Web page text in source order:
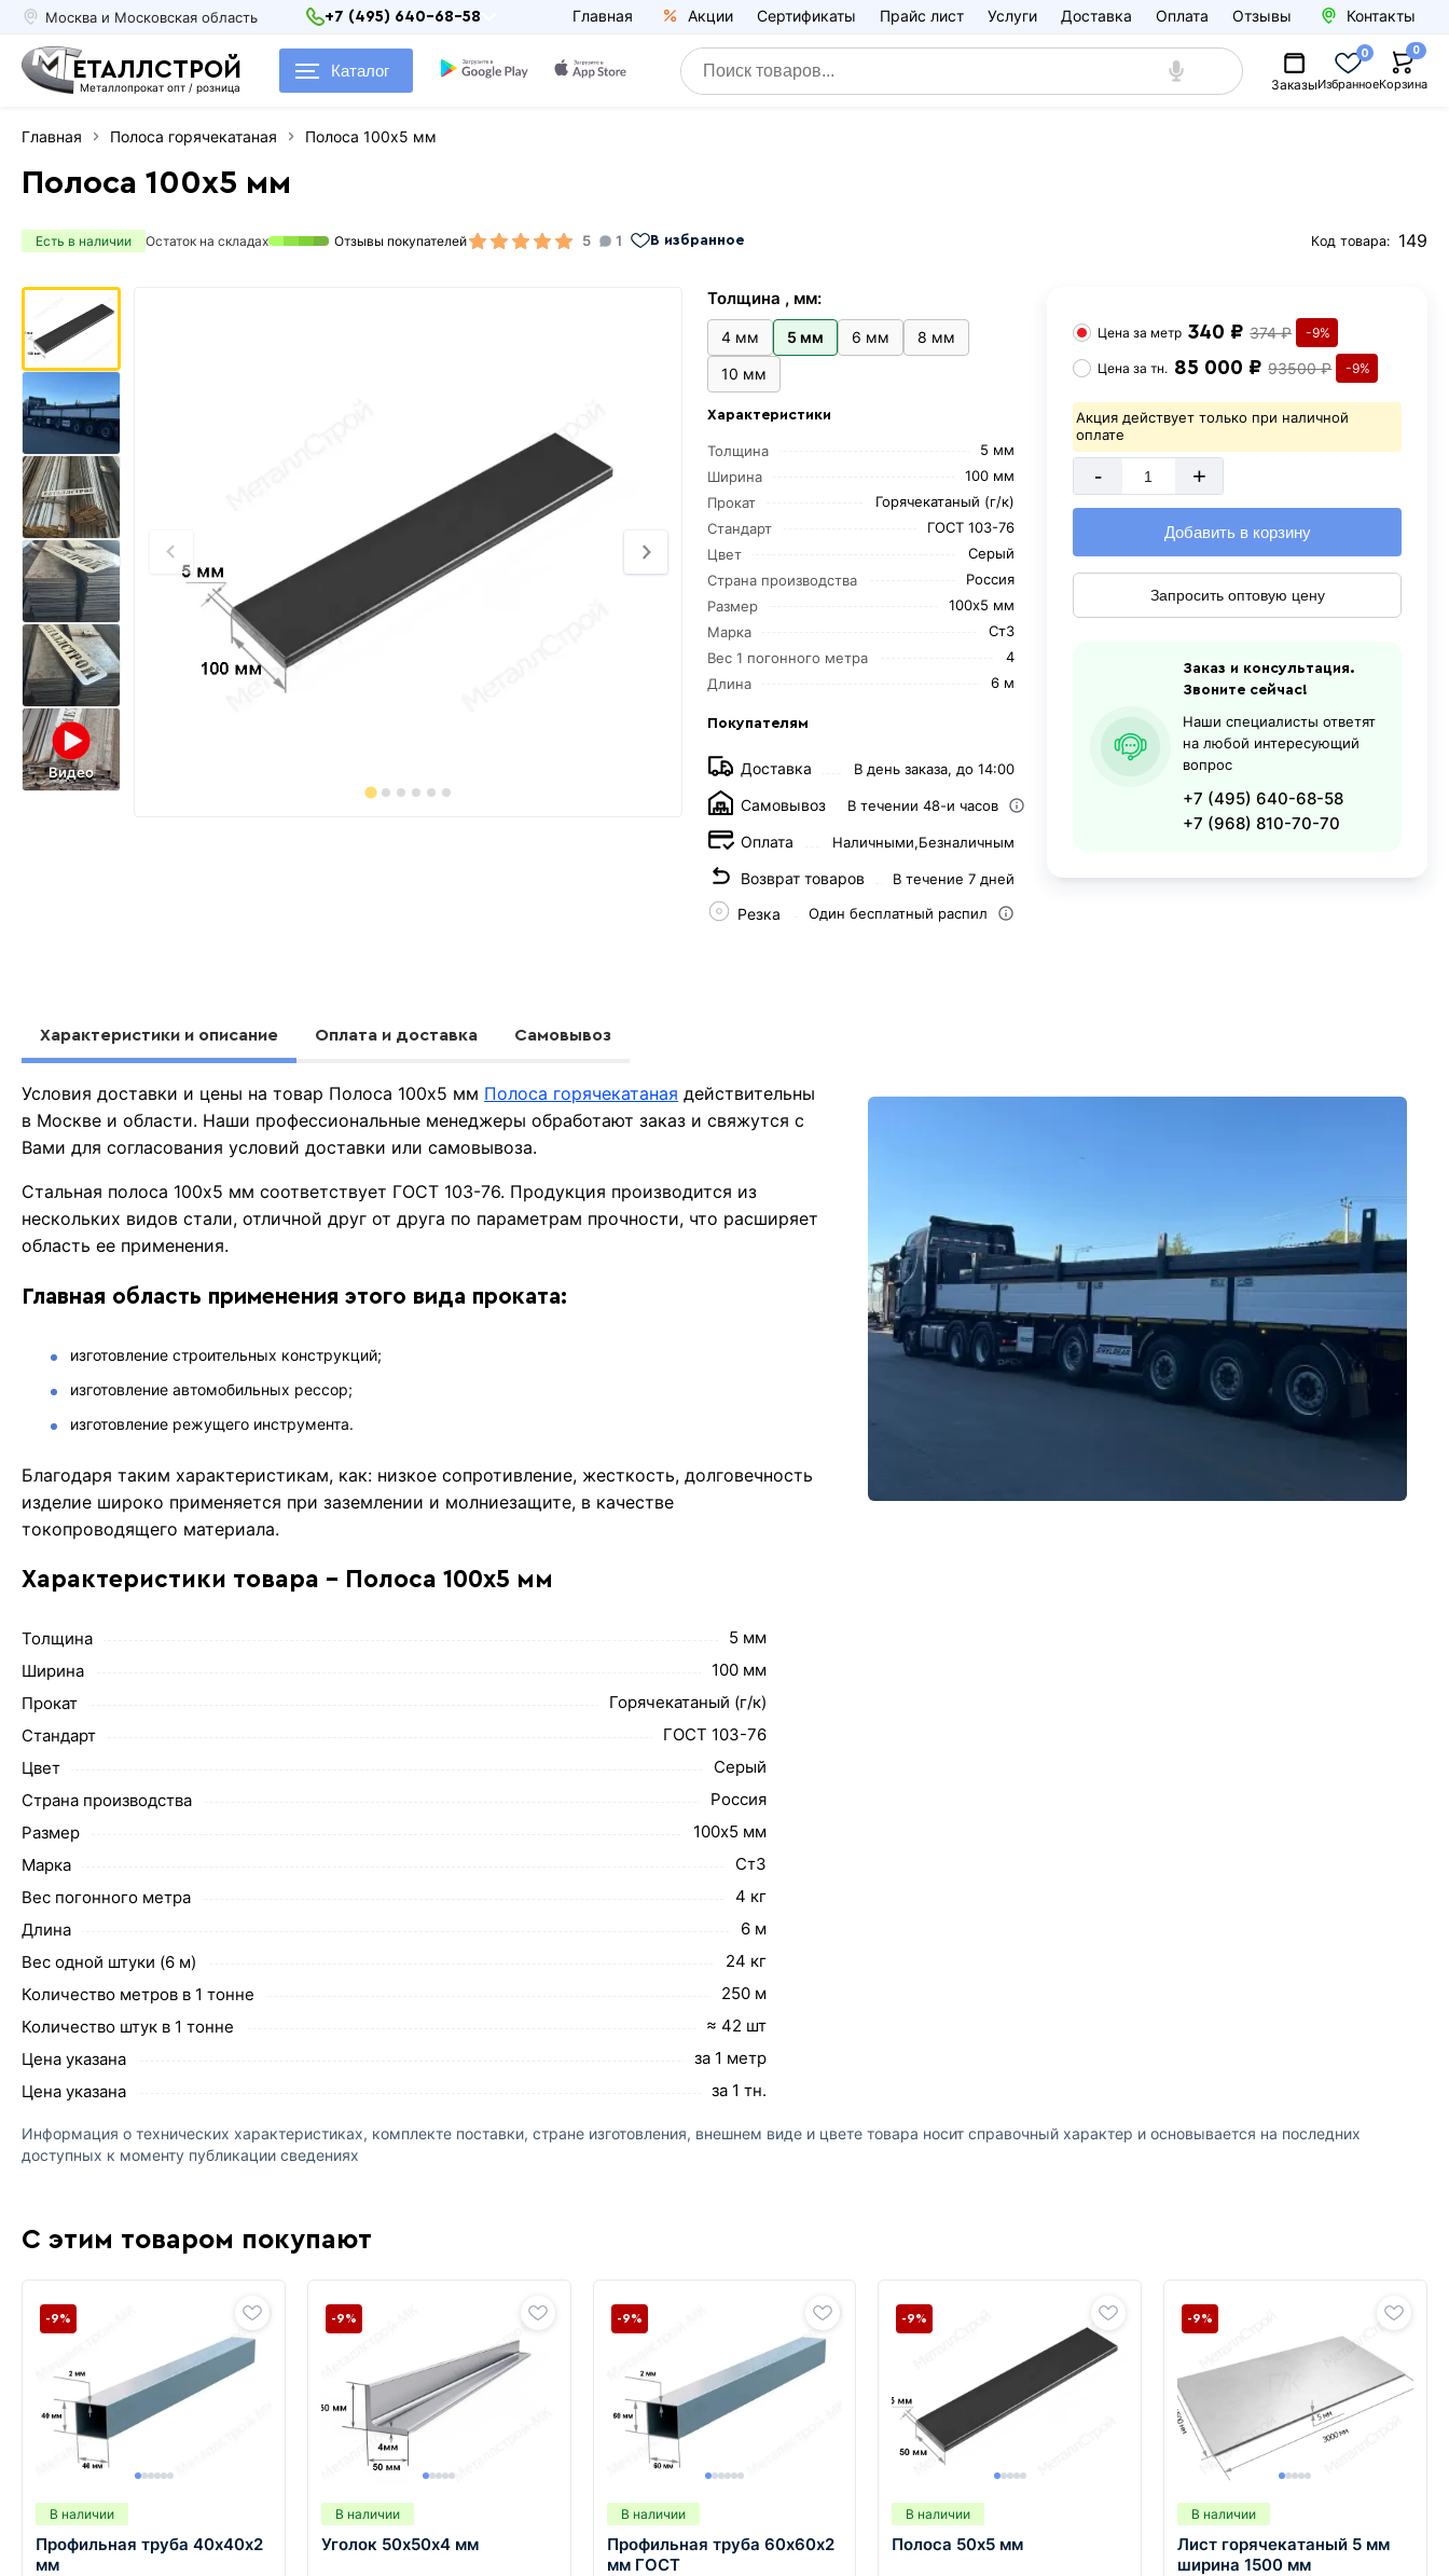
Москва и Московская область +7 (495) 640-68-58 Главная Акции Сертификаты Прайс лист Услуги Доставка Оплата Отзывы Контакты
ЕТАЛЛСТРОЙ
Металлопрокат опт / розница
Каталог
ЗаказыИзбранное
0
Корзина
0
Главная Полоса горячекатаная Полоса 100х5 мм
Полоса 100х5 мм
Есть в наличии Остаток на складах Отзывы покупателей 5 1 В избранное Код товара: 149
Видео
Толщина , мм:
4 мм 5 мм 6 мм
8 мм
10 мм
Характеристики
Толщина
5 мм
Ширина
100 мм
Прокат
Горячекатаный (г/к)
Стандарт
ГОСТ 103-76
Цвет
Серый
Страна производства
Россия
Размер
100х5 мм
Марка
Ст3
Вес 1 погонного метра
4
Длина
6 м
Покупателям
Доставка В день заказа, до 14:00
Самовывоз В течении 48-и часов
Оплата Наличными,Безналичным
Возврат товаров В течение 7 дней
Резка Один бесплатный распил
Цена за метр 340 ₽ 374 ₽ -9%
Цена затн. 85 000 ₽ 93500 ₽ -9%
Акция действует только при наличной
оплате
- +
Добавить в корзину
Запросить оптовую цену
Заказ и консультация.
Звоните сейчас!
Наши специалисты ответят
на любой интересующий
вопрос
+7 (495) 640-68-58
+7 (968) 810-70-70
Характеристики и описание Оплата и доставка Самовывоз
Условия доставки и цены на товар Полоса 100х5 мм Полоса горячекатаная действительны
в Москве и области. Наши профессиональные менеджеры обработают заказ и свяжутся с
Вами для согласования условий доставки или самовывоза.
Стальная полоса 100х5 мм соответствует ГОСТ 103-76. Продукция производится из
нескольких видов стали, отличной друг от друга по параметрам прочности, что расширяет
область ее применения.
Главная область применения этого вида проката:
изготовление строительных конструкций;
изготовление автомобильных рессор;
изготовление режущего инструмента.
Благодаря таким характеристикам, как: низкое сопротивление, жесткость, долговечность
изделие широко применяется при заземлении и молниезащите, в качестве
токопроводящего материала.
Характеристики товара - Полоса 100х5 мм
Толщина
5 мм
Ширина
100 мм
Прокат
Горячекатаный (г/к)
Стандарт
ГОСТ 103-76
Цвет
Серый
Страна производства
Россия
Размер
100х5 мм
Марка
Ст3
Вес погонного метра
4 кг
Длина
6 м
Вес одной штуки (6 м)
24 кг
Количество метров в 1 тонне
250 м
Количество штук в 1 тонне
≈ 42 шт
Цена указана
за 1 метр
Цена указана
за 1 тн.
Информация о технических характеристиках, комплекте поставки, стране изготовления, внешнем виде и цвете товара носит справочный характер и основывается на последних
доступных к моменту публикации сведениях
С этим товаром покупают
В наличии
Профильная труба 40х40х2
мм
-9%
В наличии
Уголок 50х50х4 мм
-9%
В наличии
Профильная труба 60х60х2
мм ГОСТ
-9%
В наличии
Полоса 50х5 мм
-9%
В наличии
Лист горячекатаный 5 мм
ширина 1500 мм
-9%